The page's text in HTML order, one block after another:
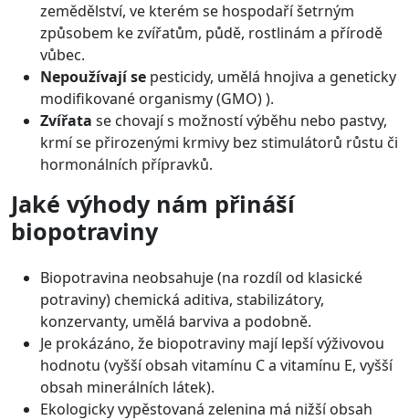
zemědělství, ve kterém se hospodaří šetrným
způsobem ke zvířatům, půdě, rostlinám a přírodě
vůbec.
Nepoužívají se pesticidy, umělá hnojiva a geneticky
modifikované organismy (GMO) ).
Zvířata se chovají s možností výběhu nebo pastvy,
krmí se přirozenými krmivy bez stimulátorů růstu či
hormonálních přípravků.
Jaké výhody nám přináší
biopotraviny
Biopotravina neobsahuje (na rozdíl od klasické
potraviny) chemická aditiva, stabilizátory,
konzervanty, umělá barviva a podobně.
Je prokázáno, že biopotraviny mají lepší výživovou
hodnotu (vyšší obsah vitamínu C a vitamínu E, vyšší
obsah minerálních látek).
Ekologicky vypěstovaná zelenina má nižší obsah